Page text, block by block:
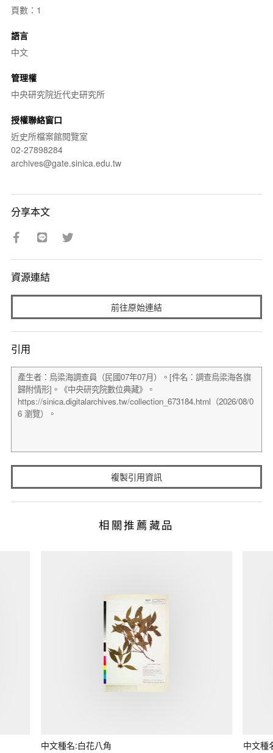
頁數：1
語言
中文
管理權
中央研究院近代史研究所
授權聯絡窗口
近史所檔案館閱覽室
02-27898284
archives@gate.sinica.edu.tw
分享本文
資源連結
前往原始連結
引用
複製引用資訊
相關推薦藏品
中文種名:白花八角 中文種